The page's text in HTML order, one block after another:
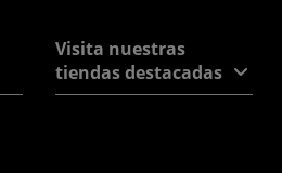
Visita nuestras
tiendas destacadas